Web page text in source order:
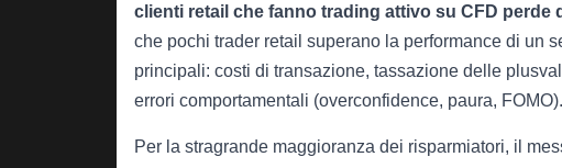
clienti retail che fanno trading attivo su CFD perde
che pochi trader retail superano la performance di un
principali: costi di transazione, tassazione delle
errori comportamentali (overconfidence, paura, FOMO).
Per la stragrande maggioranza dei risparmiatori, il